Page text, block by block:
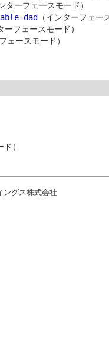
ターフェースモード）
dad
（インターフェー
ーフェースモード）
）
ングス株式会社